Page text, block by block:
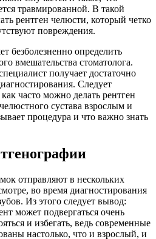
травмированной. В такой
рентген челюсти, который четко
повреждения.
безболезненно определить
вмешательства стоматолога.
получает достаточно
Следует
часто можно делать рентген
сустава взрослым и
процедура и что важно знать
отправляют в нескольких
во время диагностирования
Из этого следует вывод:
может подвергаться очень
и избегать, ведь современные
настолько, что и взрослый, и